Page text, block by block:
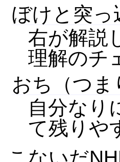
ぼけと突っ
右が解説
理解のチ
おち（つま
自分なり
て残りや
こないだ